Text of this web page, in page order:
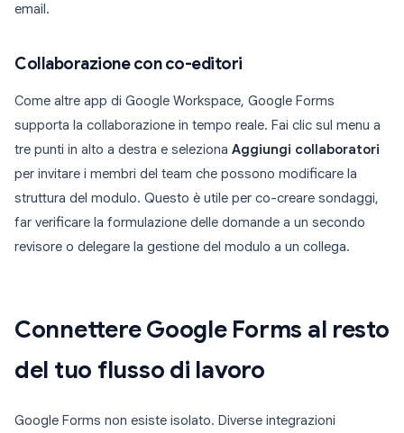
email.
Collaborazione con co-editori
Come altre app di Google Workspace, Google Forms
supporta la collaborazione in tempo reale. Fai clic sul menu a
tre punti in alto a destra e seleziona Aggiungi collaboratori
per invitare i membri del team che possono modificare la
struttura del modulo. Questo è utile per co-creare sondaggi,
far verificare la formulazione delle domande a un secondo
revisore o delegare la gestione del modulo a un collega.
Connettere Google Forms al resto
del tuo flusso di lavoro
Google Forms non esiste isolato. Diverse integrazioni